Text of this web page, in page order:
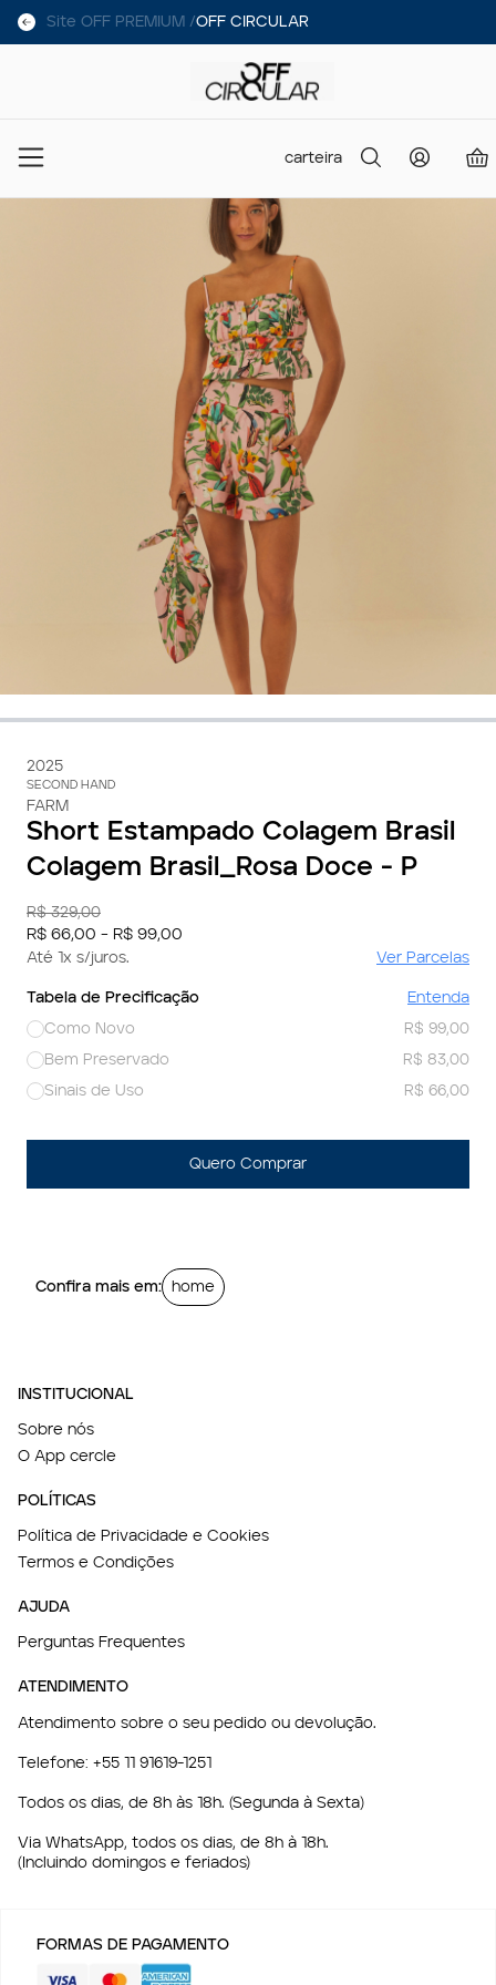
Site OFF PREMIUM /OFF CIRCULAR
carteira
2025
SECOND HAND
FARM
Short Estampado Colagem Brasil
Colagem Brasil_Rosa Doce - P
R$ 329,00
R$ 66,00 - R$ 99,00
Até 1x s/juros. Ver Parcelas
Tabela de Precificação
Entenda
Como Novo
R$ 99,00
Bem Preservado
R$ 83,00
Sinais de Uso
R$ 66,00
Quero Comprar
Confira mais em: home
INSTITUCIONAL
Sobre nós
O App cercle
POLÍTICAS
Política de Privacidade e Cookies
Termos e Condições
AJUDA
Perguntas Frequentes
ATENDIMENTO
Atendimento sobre o seu pedido ou devolução.
Telefone: +55 11 91619-1251
Todos os dias, de 8h às 18h. (Segunda à Sexta)
Via WhatsApp, todos os dias, de 8h à 18h.
(Incluindo domingos e feriados)
FORMAS DE PAGAMENTO